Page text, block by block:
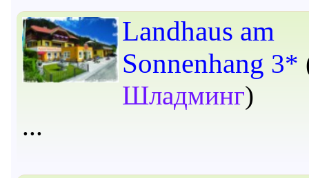
Landhaus am
Sonnenhang 3*
Шладминг)